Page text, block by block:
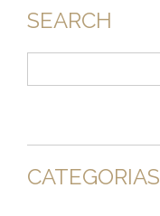
SEARCH
CATEGORIAS